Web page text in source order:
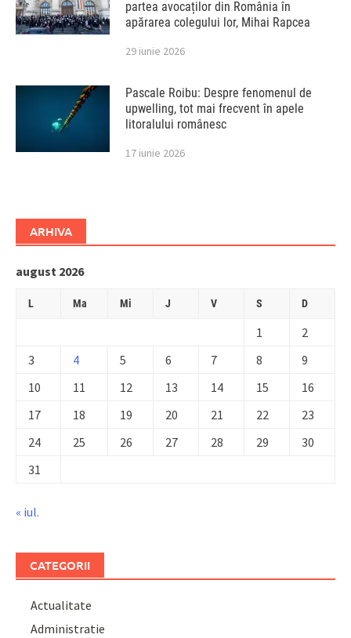
partea avocaților din România în
apărarea colegului lor, Mihai Rapcea
29 iunie 2026
Pascale Roibu: Despre fenomenul de
upwelling, tot mai frecvent în apele
litoralului românesc
17 iunie 2026
ARHIVA
august 2026
L Ma Mi J V S D
1
2
3
4 5 6 7 8
9
10
11 12 13 14 15
16
17
18 19 20 21 22
23
24
25 26 27 28 29
30
31
« iul.
CATEGORII
Actualitate
Administratie